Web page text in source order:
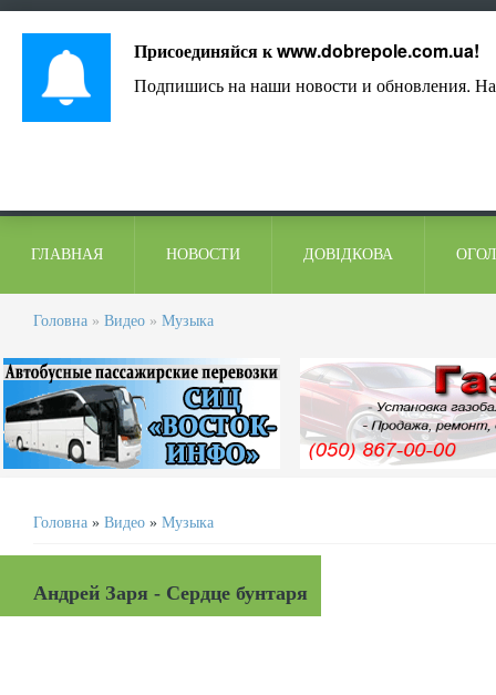
ГЛАВНАЯ НОВОСТИ ДОВІДКОВА
Головна » Видео » Музыка
Головна » Видео » Музыка
Андрей Заря - Сердце бунтаря
Присоединяйся кwww.dobrepole.com.ua!
Подпишись на наши новости и обновления.